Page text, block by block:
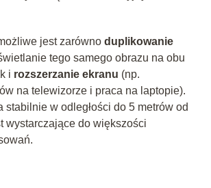
jest zarówno duplikowanie
tego samego obrazu na obu
i rozszerzanie ekranu (np.
na telewizorze i praca na laptopie).
stabilnie w odległości do 5 metrów od
wystarczające do większości